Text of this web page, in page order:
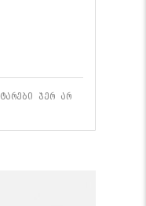
ჯერ არ